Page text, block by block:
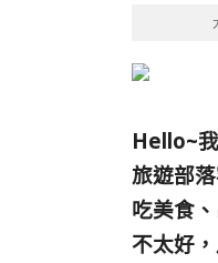
Hello~
旅遊部落
吃美食
不太好